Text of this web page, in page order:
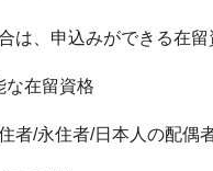
は、申込みができる在
な在留資格
者/永住者/日本人の配偶